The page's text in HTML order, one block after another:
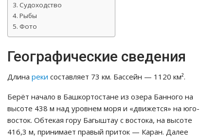
Судоходство
Рыбы
Фото
Географические сведения
Длина реки составляет 73 км. Бассейн — 1120 км².
Берёт начало в Башкортостане из озера Банного на
высоте 438 м над уровнем моря и «движется» на юго-
восток. Обтекая гору Багыштау с востока, на высоте
416,3 м, принимает правый приток — Каран. Далее